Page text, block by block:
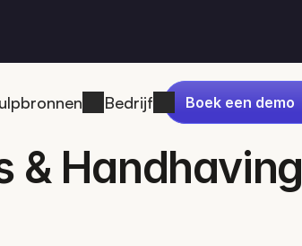
Bedrijf Boek een demo
& Handhaving